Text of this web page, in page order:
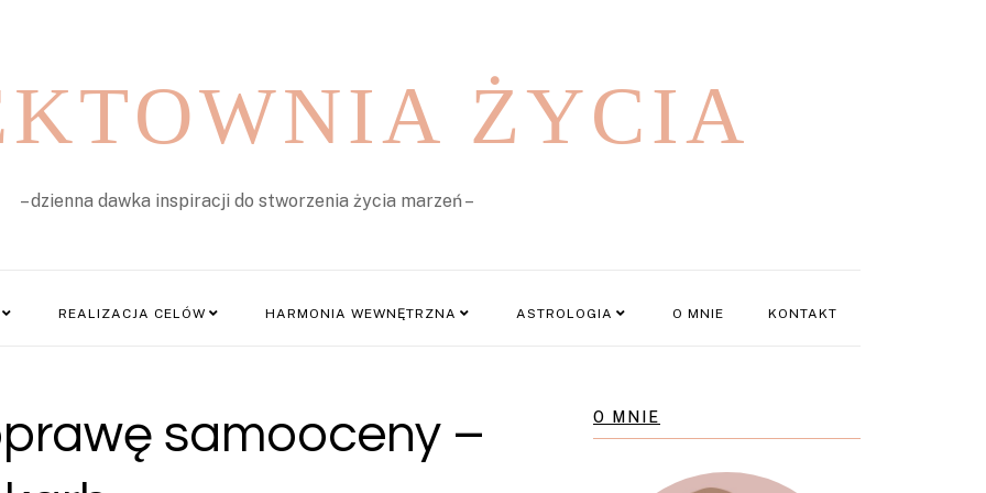
ŻYCIA
– dzienna dawka inspiracji do stworzenia życia marzeń –
REALIZACJA CELÓW HARMONIA WEWNĘTRZNA ASTROLOGIA O MNIE KONTAKT
samooceny –
O MNIE